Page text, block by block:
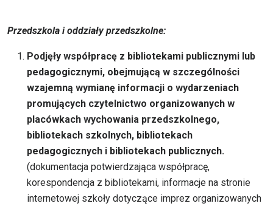
Przedszkola i oddziały przedszkolne:
Podjęły współpracę z bibliotekami publicznymi lub
pedagogicznymi, obejmującą w szczególności
wzajemną wymianę informacji o wydarzeniach
promujących czytelnictwo organizowanych w
placówkach wychowania przedszkolnego,
bibliotekach szkolnych, bibliotekach
pedagogicznych i bibliotekach publicznych.
(dokumentacja potwierdzająca współpracę,
korespondencja z bibliotekami, informacje na stronie
internetowej szkoły dotyczące imprez organizowanych